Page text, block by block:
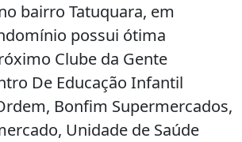
bairro Tatuquara, em
possui ótima
Clube da Gente
De Educação Infantil
Bonfim Supermercados,
Unidade de Saúde